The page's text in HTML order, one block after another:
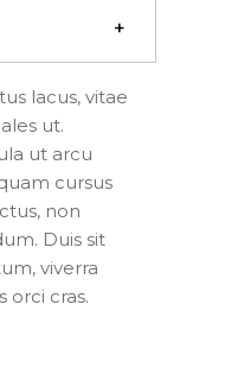
lacus, vitae
ut.
ut arcu
cursus
non
Duis sit
viverra
orci cras.